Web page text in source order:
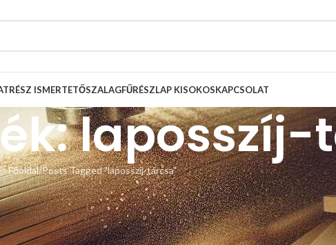
ISMERTETŐSZALAGFŰRÉSZLAP KISOKOSKAPCSOLAT
laposszíj-
Főoldal Posts Tagged "laposszíj-tárcsa"